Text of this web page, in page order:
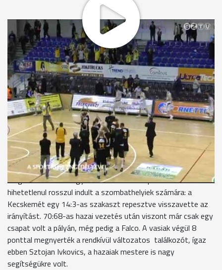
Az NB I-es férfi kosárlabda-bajnokság 22. fordulójának
rangadóját játszották Kecskeméten, ahol a hatodik helyen
álló hazaiak az éllovas Falco-SZOVA KC Szombathely
gárdáját fogadták. A derbit a várakozásoknak megfelelően a
vasiak kezdték jobban, ám az első negyed hajrájában magukra
találtak a hírös városiak és fordítottak, így pedig ők
vonulhattak 24:23-as vezetéssel az első kis szünetre. A
második etapban nagyobb sebességi fokozatba kapcsoltak a
sárga-feketén és ennek köszönhetően a félidő végét jelző
dudaszó pillanatában már ők jártak előrébb 5 ponttal.
Fordulás után is lendületben maradt Bencze Tamás
együttese és a 22. percben már több mint tízzel ment a
Falco. Ebből a tetemes előnyből 9 pontot sikerült is
megtartani a zárónegyedre. Az utolsó tíz perc viszont
hihetetlenul rosszul indult a szombathelyiek számára: a
Kecskemét egy 14:3-as szakaszt repesztve visszavette az
irányítást. 70:68-as hazai vezetés után viszont már csak egy
csapat volt a pályán, még pedig a Falco. A vasiak végül 8
ponttal megnyerték a rendkívül változatos találkozót, ígaz
ebben Sztojan Ivkovics, a hazaiak mestere is nagy
segítségükre volt.